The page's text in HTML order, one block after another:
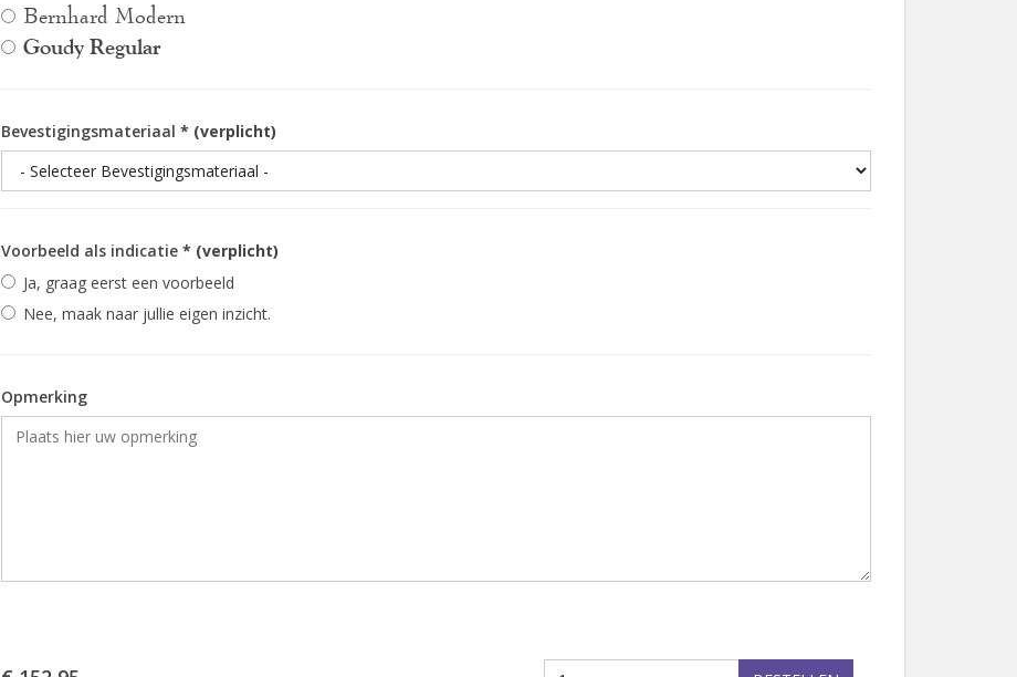
Bernhard Modern
Goudy Regular
Bevestigingsmateriaal * (verplicht)
Voorbeeld als indicatie * (verplicht)
Ja, graag eerst een voorbeeld
Nee, maak naar jullie eigen inzicht.
Opmerking